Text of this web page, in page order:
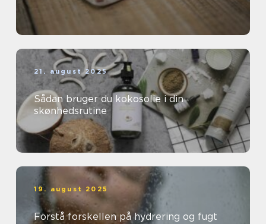
21. august 2025
Sådan bruger du kokosolie i din
skønhedsrutine
19. august 2025
Forstå forskellen på hydrering og fugt